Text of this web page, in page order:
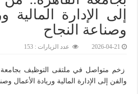
إلى الإدارة المالية
وصناعة النجاح
2026-04-21 عدد الزيارات : 153
زخم متواصل في ملتقى التوظيف بجامعة
والفن إلى الإدارة المالية وريادة الأعمال